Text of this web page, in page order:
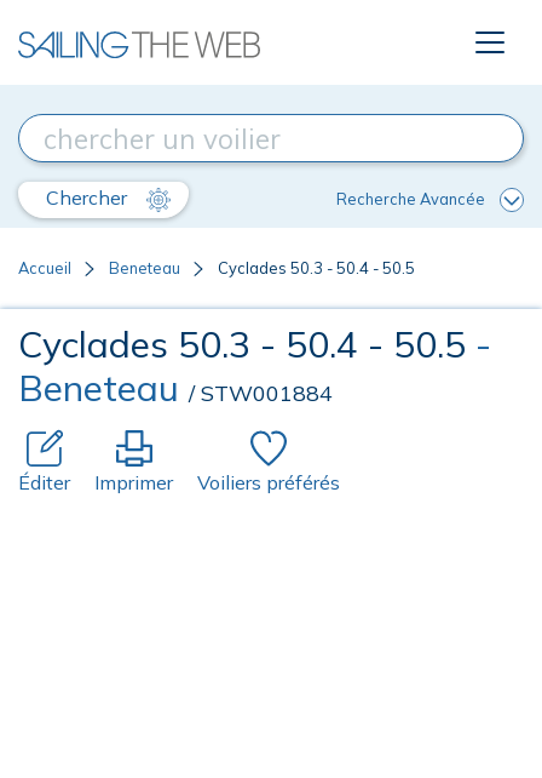
Chercher Recherche Avancée
Accueil Beneteau Cyclades 50.3 - 50.4 - 50.5
Cyclades 50.3 - 50.4 - 50.5 -
Beneteau / STW001884
Éditer Imprimer Voiliers préférés